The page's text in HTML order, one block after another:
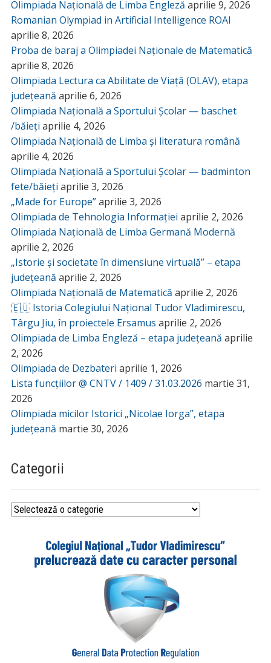
Olimpiada Națională de Limba Engleză aprilie 9, 2026
Romanian Olympiad in Artificial Intelligence ROAI
aprilie 8, 2026
Proba de baraj a Olimpiadei Naționale de Matematică
aprilie 8, 2026
Olimpiada Lectura ca Abilitate de Viață (OLAV), etapa
județeană aprilie 6, 2026
Olimpiada Națională a Sportului Școlar — baschet
/băieți aprilie 4, 2026
Olimpiada Națională de Limba și literatura română
aprilie 4, 2026
Olimpiada Națională a Sportului Școlar — badminton
fete/băieți aprilie 3, 2026
„Made for Europe”aprilie 3, 2026
Olimpiada de Tehnologia Informației aprilie 2, 2026
Olimpiada Națională de Limba Germană Modernă
aprilie 2, 2026
„Istorie și societate în dimensiune virtuală” – etapa
județeană aprilie 2, 2026
Olimpiada Națională de Matematică aprilie 2, 2026
🇪🇺 Istoria Colegiului Național Tudor Vladimirescu,
Târgu Jiu, în proiectele Ersamus aprilie 2, 2026
Olimpiada de Limba Engleză – etapa județeană aprilie
2, 2026
Olimpiada de Dezbateri aprilie 1, 2026
Lista funcțiilor @ CNTV / 1409 / 31.03.2026 martie 31,
2026
Olimpiada micilor Istorici „Nicolae Iorga”, etapa
județeană martie 30, 2026
Categorii
Categorii